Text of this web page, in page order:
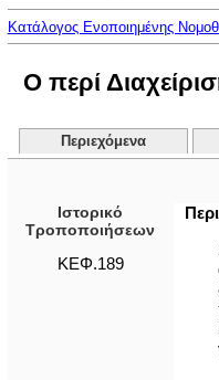
Κατάλογος Ενοποιημένης
Ο περί
Περιεχόμενα
Ιστορικό
Τροποποιήσεων
ΚΕΦ.189